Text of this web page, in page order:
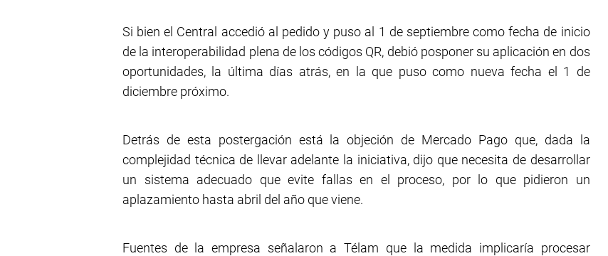
Si bien el Central accedió al pedido y puso al 1 de septiembre como fecha de inicio
de la interoperabilidad plena de los códigos QR, debió posponer su aplicación en dos
oportunidades, la última días atrás, en la que puso como nueva fecha el 1 de
diciembre próximo.
Detrás de esta postergación está la objeción de Mercado Pago que, dada la
complejidad técnica de llevar adelante la iniciativa, dijo que necesita de desarrollar
un sistema adecuado que evite fallas en el proceso, por lo que pidieron un
aplazamiento hasta abril del año que viene.
Fuentes de la empresa señalaron a Télam que la medida implicaría procesar